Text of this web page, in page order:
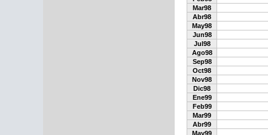
Mar98
Abr98
May98
Jun98
Jul98
Ago98
Sep98
Oct98
Nov98
Dic98
Ene99
Feb99
Mar99
Abr99
May99